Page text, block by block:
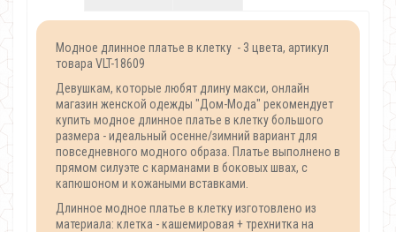
Модное длинное платье в клетку - 3 цвета, артикул
товара VLT-18609
Девушкам, которые любят длину макси, онлайн
магазин женской одежды "Дом-Мода" рекомендует
купить модное длинное платье в клетку большого
размера - идеальный осенне/зимний вариант для
повседневного модного образа. Платье выполнено в
прямом силуэте с карманами в боковых швах, с
капюшоном и кожаными вставками.
Длинное модное платье в клетку изготовлено из
материала: клетка - кашемировая + трехнитка на